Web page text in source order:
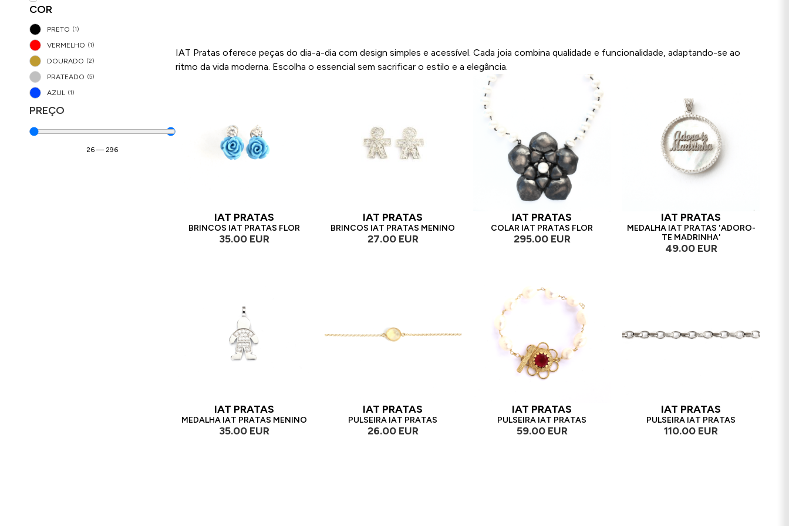
COR
PRETO (1)
VERMELHO (1)
DOURADO (2)
PRATEADO (5)
AZUL (1)
PREÇO
26 —296
IAT Pratas oferece peças do dia-a-dia com design simples e acessível. Cada joia combina qualidade e funcionalidade, adaptando-se ao
ritmo da vida moderna. Escolha o essencial sem sacrificar o estilo e a elegância.
IAT PRATAS
BRINCOS IAT PRATAS FLOR
35.00 EUR
IAT PRATAS
BRINCOS IAT PRATAS MENINO
27.00 EUR
IAT PRATAS
COLAR IAT PRATAS FLOR
295.00 EUR
IAT PRATAS
MEDALHA IAT PRATAS 'ADORO-
TE MADRINHA'
49.00 EUR
IAT PRATAS
MEDALHA IAT PRATAS MENINO
35.00 EUR
IAT PRATAS
PULSEIRA IAT PRATAS
26.00 EUR
IAT PRATAS
PULSEIRA IAT PRATAS
59.00 EUR
IAT PRATAS
PULSEIRA IAT PRATAS
110.00 EUR